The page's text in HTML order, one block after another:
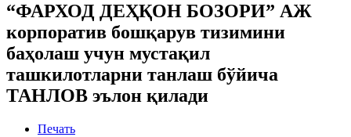
“ФАРХОД ДЕҲҚОН БОЗОРИ” АЖ
корпоратив бошқарув тизимини
баҳолаш учун мустақил
ташкилотларни танлаш бўйича
ТАНЛОВ эълон қилади
Печать